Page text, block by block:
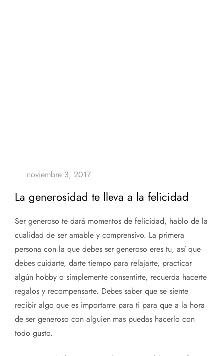
La generosidad te lleva a la felicidad
Ser generoso te dará momentos de felicidad, hablo de la
cualidad de ser amable y comprensivo. La primera
persona con la que debes ser generoso eres tu, así que
debes cuidarte, darte tiempo para relajarte, practicar
algún hobby o simplemente consentirte, recuerda hacerte
regalos y recompensarte. Debes saber que se siente
recibir algo que es importante para ti para que a la hora
de ser generoso con alguien mas puedas hacerlo con
todo gusto.